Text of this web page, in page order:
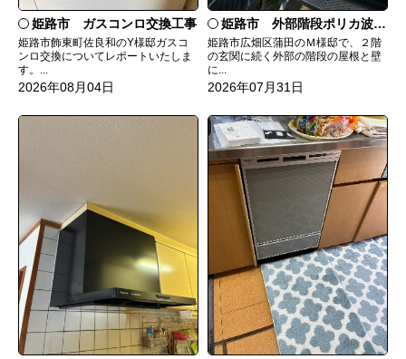
姫路市 ガスコンロ交換工事
姫路市飾東町佐良和のY様邸ガスコ
ンロ交換についてレポートいたしま
す。...
2026年08月04日
姫路市 外部階段ポリカ波板張替工事
姫路市広畑区蒲田のＭ様邸で、２階
の玄関に続く外部の階段の屋根と壁
に...
2026年07月31日